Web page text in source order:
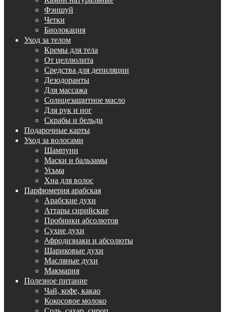
Фэншуй
Четки
Биолокация
Уход за телом
Кремы для тела
От целлюлита
Средства для депиляции
Дезодоранты
Для массажа
Солнцезащитное масло
Для рук и ног
Скрабы и бельди
Подарочные карты
Уход за волосами
Шампуни
Маски и бальзамы
Усьма
Хна для волос
Парфюмерия арабская
Арабские духи
Аттары сирийские
Пробники абсолютов
Сухие духи
Aфродизиаки и абсолюты
Шариковые духи
Масляные духи
Макмария
Полезное питание
Чай, кофе, какао
Кокосовое молоко